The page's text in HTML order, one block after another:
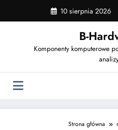
content
10 sierpnia 2026
B-
Komponenty komputerowe
Strona główna